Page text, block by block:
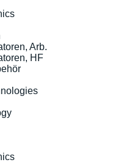
Arb.
HF